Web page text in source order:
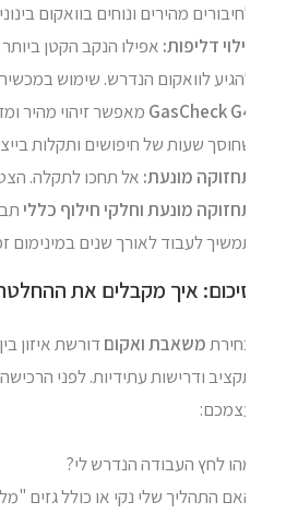
מהירים ונוחים בוואקום בינוני וגבוה.
דליפות:אפילו הנקב הקטן ביותר
לוואקום הנדרש. שימוש במכשיר כמו
GasCheckמאפשר זיהוי מהיר ומדויק
שעות של חיפושים ותקלות בייצור.
מונעת:אל תחכו לתקלה.
מונעת וחלקי חילוף כלליתבטיח
לעבוד לאורך שנים במינימום זמן
איך מקבלים את ההחלטה
משאבת ואקוםדורשת איזון בין
ודרישות עתידיות. לפני הרכישה,
לחץ העבודה הנדרש לי?
התהליך שלי נקי או כולל גזים